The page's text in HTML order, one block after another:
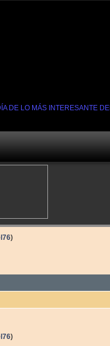
DE LO MÁS INTERESANTE
)
)